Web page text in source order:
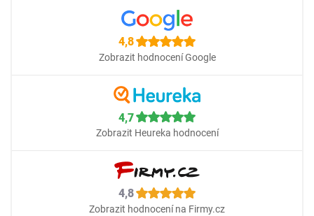
4,8
Zobrazit hodnocení Google
4,7
Zobrazit Heureka hodnocení
4,8
Zobrazit hodnocení na Firmy.cz